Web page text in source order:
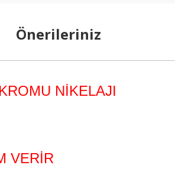
Önerileriniz
NİKELAJI
VERİR